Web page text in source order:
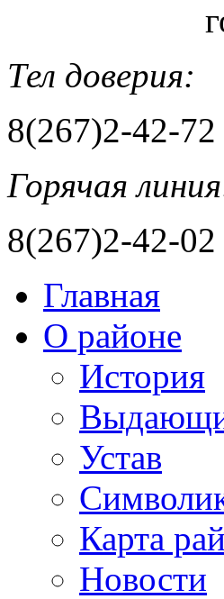
Тел доверия:
8(267)2-42-
Горячая
8(267)2-42-02
Главная
О районе
История
Устав
Карта
Новости